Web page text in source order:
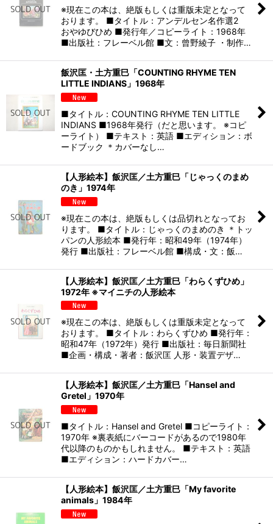
※現在この本は、絶版もしくは重版未定となって
おります。 ■タイトル：アンデルセン名作選2
おやゆびひめ ■発行年／コピーライト：1968年
■出版社：フレーベル館 ■文：曾野綾子 ・制作…
飯沢匡・土方重巳「COUNTING RHYME TEN
LITTLE INDIANS」1968年
■タイトル：COUNTING RHYME TEN LITTLE
INDIANS ■1968年発行（だと思います。 ※コピ
ーライト） ■テキスト：英語 ■エディション：ボ
ードブック ＊カバーなし…
【人形絵本】飯沢匡／土方重巳「じゃっくのまめ
のき」1974年
※現在この本は、絶版もしくは品切れとなってお
ります。 ■タイトル：じゃっくのまめのき ＊トッ
パンの人形絵本 ■発行年：昭和49年（1974年）
発行 ■出版社：フレーベル館 ■構成・文：飯…
【人形絵本】飯沢匡／土方重巳「わらくずひめ」
1972年 ※マイニチの人形絵本
※現在この本は、絶版もしくは重版未定となって
おります。 ■タイトル：わらくずひめ ■発行年：
昭和47年（1972年）発行 ■出版社：毎日新聞社
■企画・構成・著者：飯沢匡 人形・装置デザ…
【人形絵本】飯沢匡／土方重巳「Hansel and
Gretel」1970年
■タイトル：Hansel and Gretel ■コピーライト：
1970年 ※裏表紙にバーコードがあるので1980年
代以降のものかもしれません。 ■テキスト：英語
■エディション：ハードカバー…
【人形絵本】飯沢匡／土方重巳「My favorite
animals」1984年